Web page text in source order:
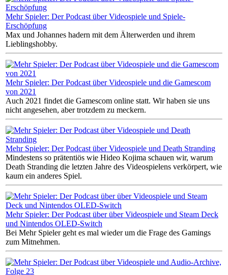
Mehr Spieler: Der Podcast über Videospiele und Spiele-
Erschöpfung
Max und Johannes hadern mit dem Älterwerden und ihrem
Lieblingshobby.
Mehr Spieler: Der Podcast über Videospiele und die Gamescom
von 2021
Auch 2021 findet die Gamescom online statt. Wir haben sie uns
nicht angesehen, aber trotzdem zu meckern.
Mehr Spieler: Der Podcast über Videospiele und Death Stranding
Mindestens so prätentiös wie Hideo Kojima schauen wir, warum
Death Stranding die letzten Jahre des Videospielens verkörpert, wie
kaum ein anderes Spiel.
Mehr Spieler: Der Podcast über über Videospiele und Steam Deck
und Nintendos OLED-Switch
Bei Mehr Spieler geht es mal wieder um die Frage des Gamings
zum Mitnehmen.